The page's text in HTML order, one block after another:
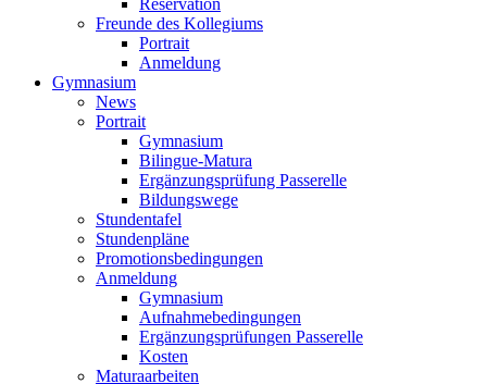
Reservation
Freunde des Kollegiums
Portrait
Anmeldung
Gymnasium
News
Portrait
Gymnasium
Bilingue-Matura
Ergänzungsprüfung Passerelle
Bildungswege
Stundentafel
Stundenpläne
Promotionsbedingungen
Anmeldung
Gymnasium
Aufnahmebedingungen
Ergänzungsprüfungen Passerelle
Kosten
Maturaarbeiten